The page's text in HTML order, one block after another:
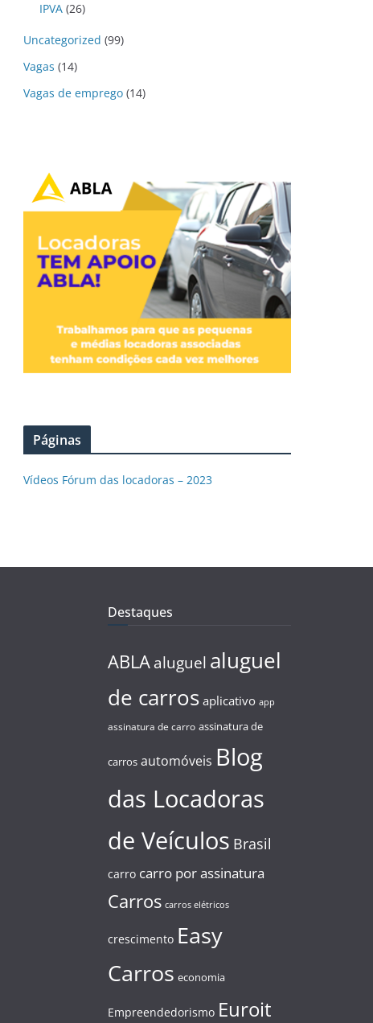
IPVA (26)
Uncategorized (99)
Vagas (14)
Vagas de emprego (14)
Páginas
Vídeos Fórum das locadoras – 2023
Destaques
ABLA aluguel aluguel
de carros aplicativo app
assinatura de carro assinatura de
carros automóveis Blog
das Locadoras
de Veículos Brasil
carro carro por assinatura
Carros carros elétricos
crescimento Easy
Carros economia
Empreendedorismo Euroit